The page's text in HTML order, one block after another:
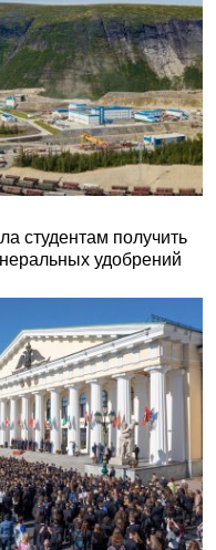
студентам получить
удобрений